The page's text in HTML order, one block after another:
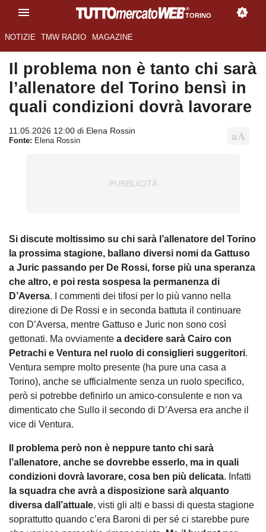
TORINO
NOTIZIE TMW RADIO MAGAZINE
Il problema non è tanto chi sarà
l’allenatore del Torino bensì in
quali condizioni dovrà lavorare
11.05.2026 12:00 di Elena Rossin
Fonte: Elena Rossin
Si discute moltissimo su chi sarà l’allenatore del Torino
la prossima stagione, ballano diversi nomi da Gattuso
a Juric passando per De Rossi, forse più una speranza
che altro, e poi resta sospesa la permanenza di
D’Aversa. I commenti dei tifosi per lo più vanno nella
direzione di De Rossi e in seconda battuta il continuare
con D’Aversa, mentre Gattuso e Juric non sono così
gettonati. Ma ovviamente a decidere sarà Cairo con
Petrachi e Ventura nel ruolo di consiglieri suggeritori.
Ventura sempre molto presente (ha pure una casa a
Torino), anche se ufficialmente senza un ruolo specifico,
però si potrebbe definirlo un amico-consulente e non va
dimenticato che Sullo il secondo di D’Aversa era anche il
vice di Ventura.
Il problema però non è neppure tanto chi sarà
l’allenatore, anche se dovrebbe esserlo, ma in quali
condizioni dovrà lavorare, cosa ben più delicata. Infatti
la squadra che avrà a disposizione sarà alquanto
diversa dall’attuale, visti gli alti e bassi di questa stagione
soprattutto quando c’era Baroni di per sé ci starebbe pure